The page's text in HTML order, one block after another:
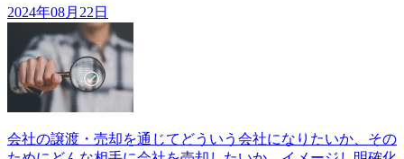
2024年08月22日
会社の譲渡・売却を通じてどういう会社になりたいか、その